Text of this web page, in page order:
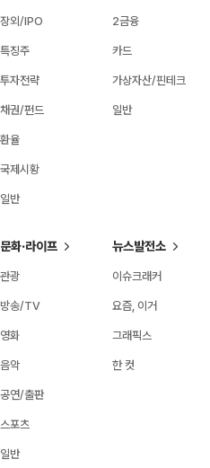
장외/IPO
특징주
투자전략
채권/펀드
환율
국제시황
일반
2금융
카드
가상자산/핀테크
일반
문화·라이프
관광
방송/TV
영화
음악
공연/출판
스포츠
일반
뉴스발전소
이슈크래커
요즘, 이거
그래픽스
한 컷